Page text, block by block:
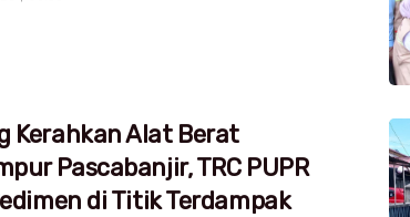
Kerahkan Alat Berat
Pascabanjir, TRC PUPR
di Titik Terdampak